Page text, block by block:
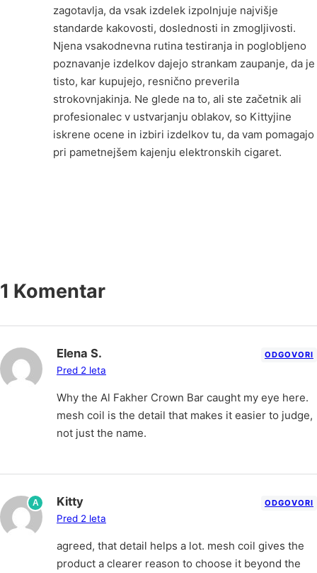
zagotavlja, da vsak izdelek izpolnjuje najvišje
standarde kakovosti, doslednosti in zmogljivosti.
Njena vsakodnevna rutina testiranja in poglobljeno
poznavanje izdelkov dajejo strankam zaupanje, da je
tisto, kar kupujejo, resnično preverila
strokovnjakinja. Ne glede na to, ali ste začetnik ali
profesionalec v ustvarjanju oblakov, so Kittyjine
iskrene ocene in izbiri izdelkov tu, da vam pomagajo
pri pametnejšem kajenju elektronskih cigaret.
1 Komentar
Elena S.
Pred 2 leta
ODGOVORI
Why the Al Fakher Crown Bar caught my eye here.
mesh coil is the detail that makes it easier to judge,
not just the name.
A Kitty
Pred 2 leta
ODGOVORI
agreed, that detail helps a lot. mesh coil gives the
product a clearer reason to choose it beyond the